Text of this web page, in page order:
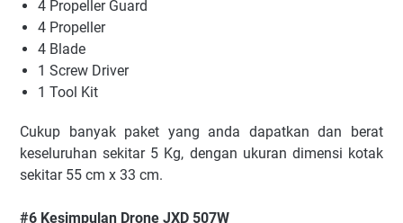
4 Propeller Guard
4 Propeller
4 Blade
1 Screw Driver
1 Tool Kit
Cukup banyak paket yang anda dapatkan dan berat
keseluruhan sekitar 5 Kg, dengan ukuran dimensi kotak
sekitar 55 cm x 33 cm.
#6 Kesimpulan Drone JXD 507W